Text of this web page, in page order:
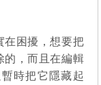
在困擾，想要把
的，而且在編輯
時把它隱藏起